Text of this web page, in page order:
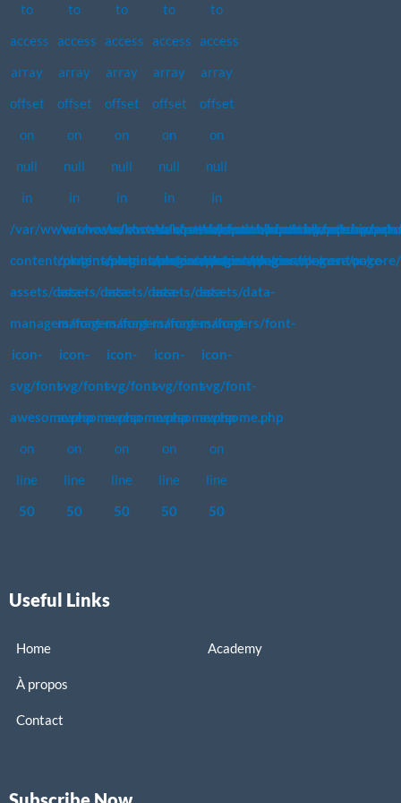
to
access
array
offset
on
null
in
/var/www/vhosts/koste.biz/patchpassion.academy/wp-
content/plugins/elementor/core/page-
assets/data-
managers/font-
icon-
svg/font-
awesome.php
on
line
50
to
access
array
offset
on
null
in
/var/www/vhosts/koste.biz/patchpassion.academy/wp-
content/plugins/elementor/core/page-
assets/data-
managers/font-
icon-
svg/font-
awesome.php
on
line
50
to
access
array
offset
on
null
in
/var/www/vhosts/koste.biz/
content/plugins/elementor/core/page-
assets/data-
managers/font-
icon-
svg/font-
awesome.php
on
line
50
to
access
array
offset
on
null
in
/var/www/vhosts/koste.biz/
content/plugins/elementor/core/page-
assets/data-
managers/font-
icon-
svg/font-
awesome.php
on
line
50
to
access
array
offset
on
null
in
/var/www/vhosts/koste.biz/
content/plugins/elementor/core/
assets/data-
managers/font-
icon-
svg/font-
awesome.php
on
line
50
Useful Links
Home
À propos
Contact
Academy